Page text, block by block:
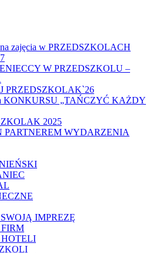
zajęcia w PRZEDSZKOLACH
W PRZEDSZKOLU –
PRZEDSZKOLAK`26
KONKURSU „TAŃCZYĆ KAŻDY
2025
PARTNEREM WYDARZENIA
IMPREZĘ